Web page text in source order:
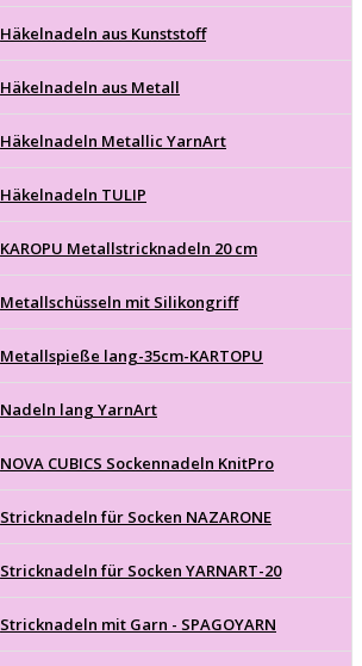
Häkelnadeln aus Kunststoff
Häkelnadeln aus Metall
Häkelnadeln Metallic YarnArt
Häkelnadeln TULIP
KAROPU Metallstricknadeln 20 cm
Metallschüsseln mit Silikongriff
Metallspieße lang-35cm-KARTOPU
Nadeln lang YarnArt
NOVA CUBICS Sockennadeln KnitPro
Stricknadeln für Socken NAZARONE
Stricknadeln für Socken YARNART-20
Stricknadeln mit Garn - SPAGOYARN